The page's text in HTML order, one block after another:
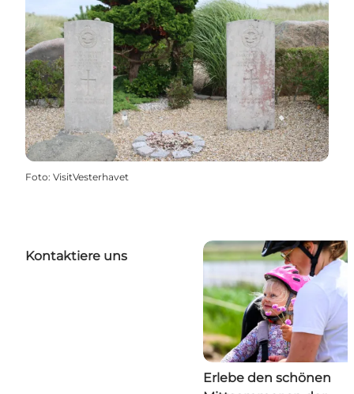
Foto: VisitVesterhavet
Kontaktiere uns
Erlebe den schönen